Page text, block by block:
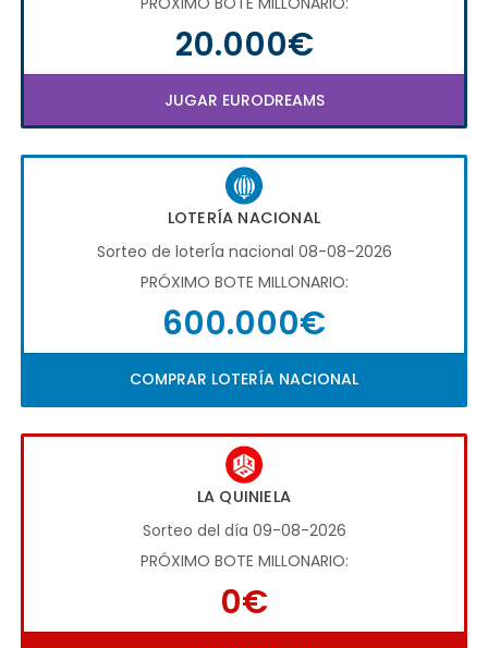
20.000€
JUGAR EURODREAMS
LOTERÍA NACIONAL
Sorteo de loterÍa nacional 08-08-2026
PRÓXIMO BOTE MILLONARIO:
600.000€
COMPRAR LOTERÍA NACIONAL
LA QUINIELA
Sorteo del día 09-08-2026
PRÓXIMO BOTE MILLONARIO:
0€